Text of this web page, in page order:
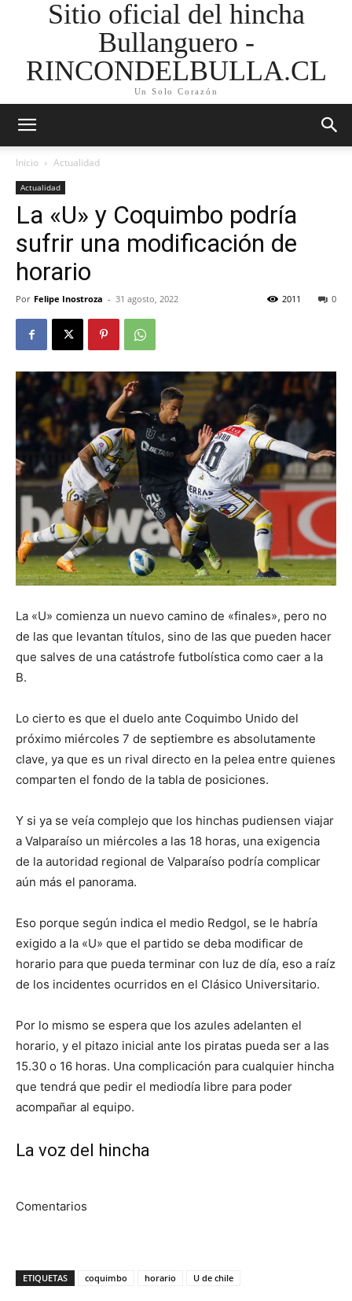
Sitio oficial del hincha
Bullanguero -
RINCONDELBULLA.CL
Un Solo Corazón
Inicio Actualidad
Actualidad
La «U» y Coquimbo podría
sufrir una modificación de
horario
Por Felipe Inostroza - 31 agosto, 2022 0
2011
La «U» comienza un nuevo camino de «finales», pero no
de las que levantan títulos, sino de las que pueden hacer
que salves de una catástrofe futbolística como caer a la
B.
Lo cierto es que el duelo ante Coquimbo Unido del
próximo miércoles 7 de septiembre es absolutamente
clave, ya que es un rival directo en la pelea entre quienes
comparten el fondo de la tabla de posiciones.
Y si ya se veía complejo que los hinchas pudiensen viajar
a Valparaíso un miércoles a las 18 horas, una exigencia
de la autoridad regional de Valparaíso podría complicar
aún más el panorama.
Eso porque según indica el medio Redgol, se le habría
exigido a la «U» que el partido se deba modificar de
horario para que pueda terminar con luz de día, eso a raíz
de los incidentes ocurridos en el Clásico Universitario.
Por lo mismo se espera que los azules adelanten el
horario, y el pitazo inicial ante los piratas pueda ser a las
15.30 o 16 horas. Una complicación para cualquier hincha
que tendrá que pedir el mediodía libre para poder
acompañar al equipo.
La voz del hincha
Comentarios
ETIQUETAS coquimbo horario U de chile